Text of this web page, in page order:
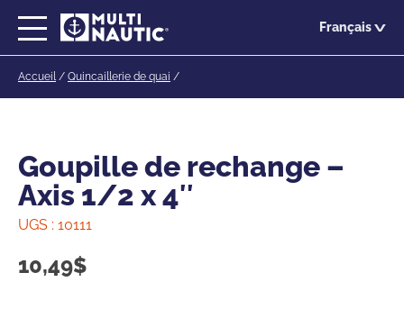
Français
Accueil/ Quincaillerie de quai /
Goupille de rechange –
Axis 1/2 x 4″
UGS : 10111
10,49$